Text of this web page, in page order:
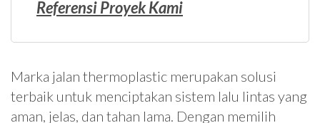
Referensi Proyek Kami
Marka jalan thermoplastic merupakan solusi
terbaik untuk menciptakan sistem lalu lintas yang
aman, jelas, dan tahan lama. Dengan memilih